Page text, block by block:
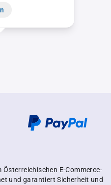
Österreichischen E-Commerce-
und garantiert Sicherheit und